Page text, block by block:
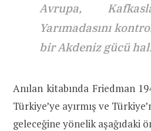
Avrupa,
Yarımadasını
bir Akdeniz gücü
Anılan kitabında Friedman
Türkiye’ye ayırmış ve
geleceğine yönelik aşağıdaki